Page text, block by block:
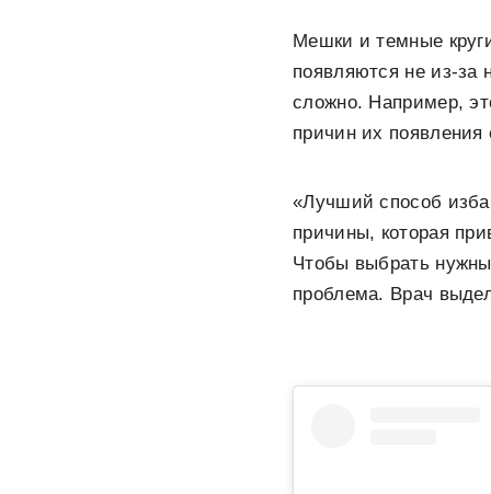
Мешки и темные
появляются не из-за
сложно. Например,
причин их
«Лучший способ
причины, которая
Чтобы выбрать
проблема. Врач